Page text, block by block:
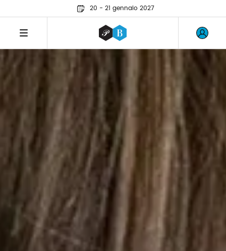
20 - 21 gennaio 2027